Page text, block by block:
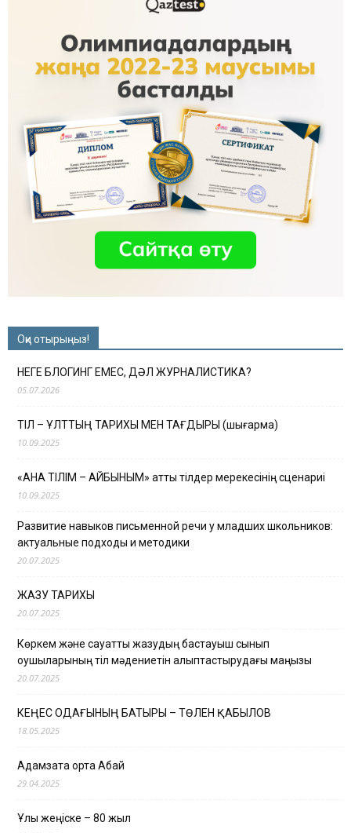
Оқи отырыңыз!
НЕГЕ БЛОГИНГ ЕМЕС, ДӘЛ ЖУРНАЛИСТИКА?
05.07.2026
ТІЛ – ҰЛТТЫҢ ТАРИХЫ МЕН ТАҒДЫРЫ (шығарма)
10.09.2025
«АНА ТІЛІМ – АЙБЫНЫМ» атты тілдер мерекесінің сценариі
10.09.2025
Развитие навыков письменной речи у младших школьников:
актуальные подходы и методики
20.07.2025
ЖАЗУ ТАРИХЫ
20.07.2025
Көркем және сауатты жазудың бастауыш сынып
оқушыларының тіл мәдениетін қалыптастырудағы маңызы
20.07.2025
КЕҢЕС ОДАҒЫНЫҢ БАТЫРЫ – ТӨЛЕН ҚАБЫЛОВ
18.05.2025
Адамзатқа ортақ Абай
29.04.2025
Ұлы жеңіске – 80 жыл